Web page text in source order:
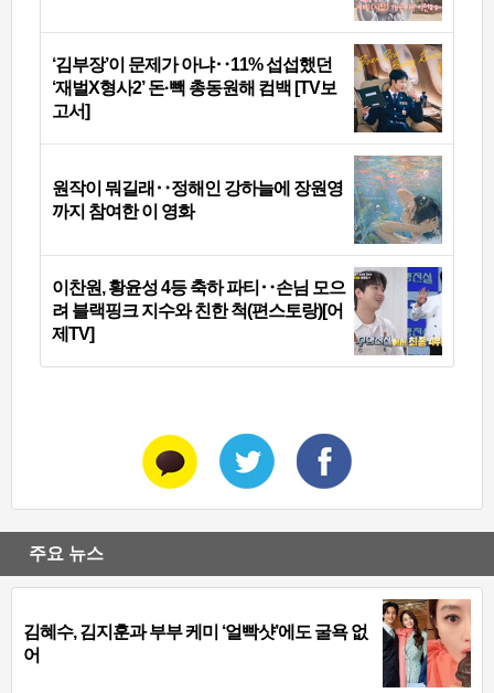
‘김부장’이 문제가 아냐‥11% 섭섭했던
‘재벌X형사2’ 돈·빽 총동원해 컴백 [TV보
고서]
원작이 뭐길래‥정해인 강하늘에 장원영
까지 참여한 이 영화
이찬원, 황윤성 4등 축하 파티‥손님 모으
려 블랙핑크 지수와 친한 척(편스토랑)[어
제TV]
주요 뉴스
김혜수, 김지훈과 부부 케미 ‘얼빡샷’에도 굴욕 없
어